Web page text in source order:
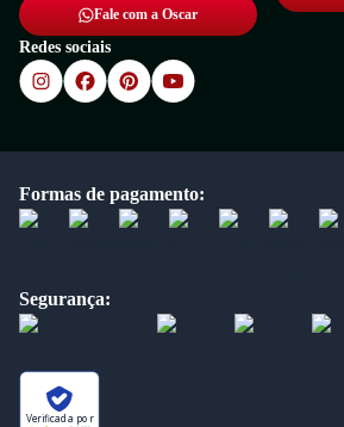
Fale com a Oscar
Redes sociais
Formas de pagamento:
Segurança:
Verificada por